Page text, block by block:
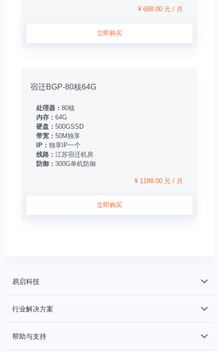
¥ 688.00 元 / 月
立即购买
宿迁BGP-80核64G
处理器： 80核
内存： 64G
硬盘： 500GSSD
带宽： 50M独享
IP： 独享IP一个
线路： 江苏宿迁机房
防御： 300G单机防御
¥ 1188.00 元 / 月
立即购买
易启科技
行业解决方案
帮助与支持